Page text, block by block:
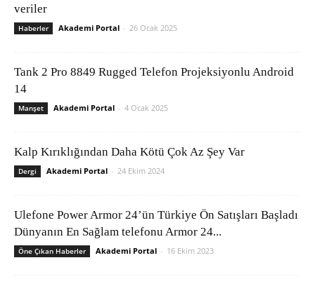
veriler
Haberler Akademi Portal - 26 Ocak 2025
Tank 2 Pro 8849 Rugged Telefon Projeksiyonlu Android
14
Manşet Akademi Portal - 4 Ocak 2025
Kalp Kırıklığından Daha Kötü Çok Az Şey Var
Dergi Akademi Portal - 24 Ekim 2024
Ulefone Power Armor 24’ün Türkiye Ön Satışları Başladı
Dünyanın En Sağlam telefonu Armor 24...
Öne Çıkan Haberler Akademi Portal - 16 Ekim 2023